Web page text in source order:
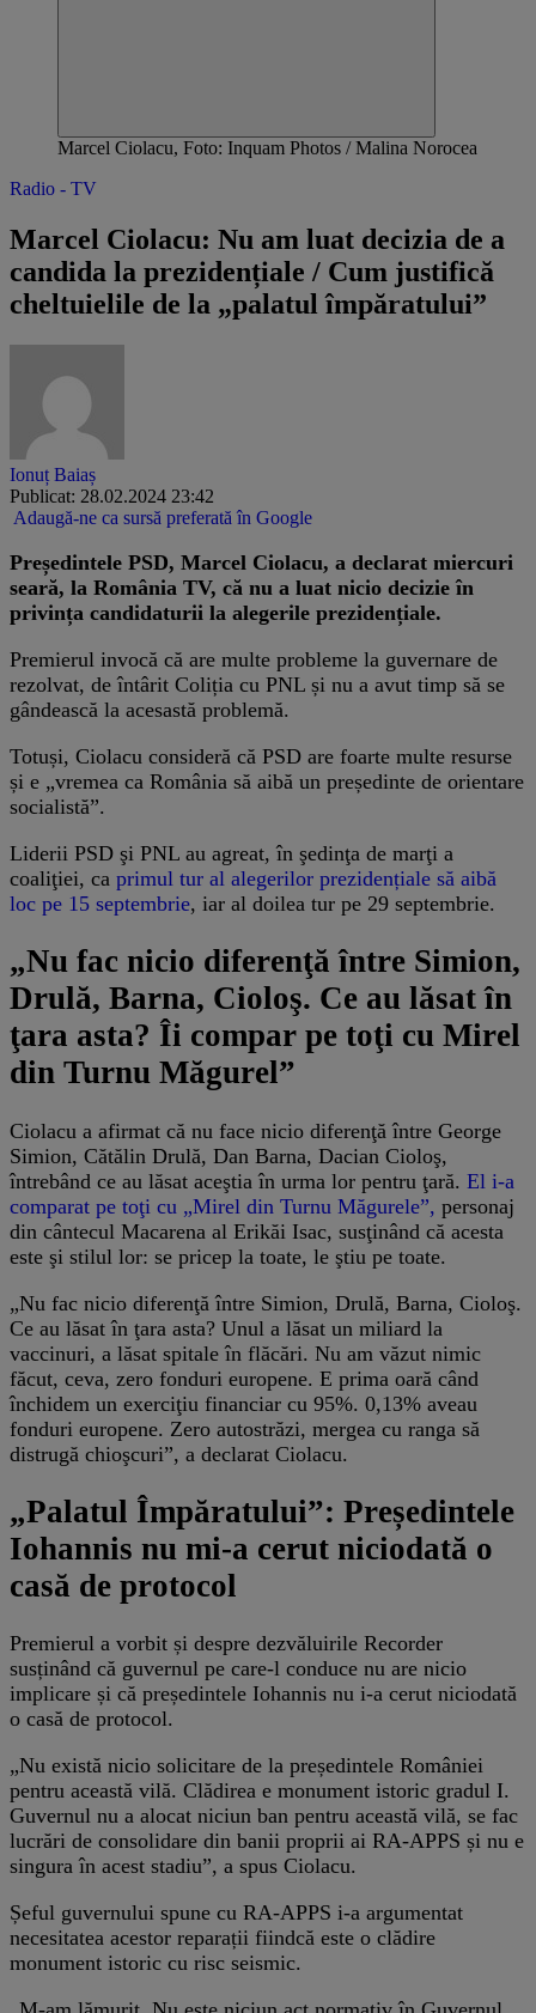
Marcel Ciolacu, Foto: Inquam Photos / Malina Norocea
Radio - TV
Marcel Ciolacu: Nu am luat decizia de a
candida la prezidențiale / Cum justifică
cheltuielile de la „palatul împăratului”
Ionuț Baiaș
Publicat: 28.02.2024 23:42
Adaugă-ne ca sursă preferată în Google
Președintele PSD, Marcel Ciolacu, a declarat miercuri
seară, la România TV, că nu a luat nicio decizie în
privința candidaturii la alegerile prezidențiale.
Premierul invocă că are multe probleme la guvernare de
rezolvat, de întârit Coliția cu PNL și nu a avut timp să se
gândească la acesastă problemă.
Totuși, Ciolacu consideră că PSD are foarte multe resurse
și e „vremea ca România să aibă un președinte de orientare
socialistă”.
Liderii PSD şi PNL au agreat, în şedinţa de marţi a
coaliţiei, ca primul tur al alegerilor prezidențiale să aibă
loc pe 15 septembrie, iar al doilea tur pe 29 septembrie.
„Nu fac nicio diferenţă între Simion,
Drulă, Barna, Cioloş. Ce au lăsat în
ţara asta? Îi compar pe toţi cu Mirel
din Turnu Măgurel”
Ciolacu a afirmat că nu face nicio diferenţă între George
Simion, Cătălin Drulă, Dan Barna, Dacian Cioloş,
întrebând ce au lăsat aceştia în urma lor pentru ţară. El i-a
comparat pe toţi cu „Mirel din Turnu Măgurele”, personaj
din cântecul Macarena al Erikăi Isac, susţinând că acesta
este şi stilul lor: se pricep la toate, le ştiu pe toate.
„Nu fac nicio diferenţă între Simion, Drulă, Barna, Cioloş.
Ce au lăsat în ţara asta? Unul a lăsat un miliard la
vaccinuri, a lăsat spitale în flăcări. Nu am văzut nimic
făcut, ceva, zero fonduri europene. E prima oară când
închidem un exerciţiu financiar cu 95%. 0,13% aveau
fonduri europene. Zero autostrăzi, mergea cu ranga să
distrugă chioşcuri”, a declarat Ciolacu.
„Palatul Împăratului”: Președintele
Iohannis nu mi-a cerut niciodată o
casă de protocol
Premierul a vorbit și despre dezvăluirile Recorder
susținând că guvernul pe care-l conduce nu are nicio
implicare și că președintele Iohannis nu i-a cerut niciodată
o casă de protocol.
„Nu există nicio solicitare de la președintele României
pentru această vilă. Clădirea e monument istoric gradul I.
Guvernul nu a alocat niciun ban pentru această vilă, se fac
lucrări de consolidare din banii proprii ai RA-APPS și nu e
singura în acest stadiu”, a spus Ciolacu.
Șeful guvernului spune cu RA-APPS i-a argumentat
necesitatea acestor reparații fiindcă este o clădire
monument istoric cu risc seismic.